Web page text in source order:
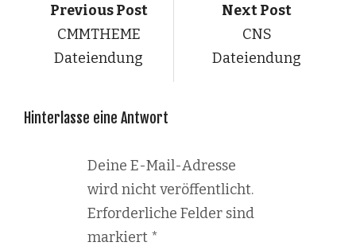
Previous Post
CMMTHEME
Dateiendung
Next Post
CNS
Dateiendung
Hinterlasse eine Antwort
Deine E-Mail-Adresse
wird nicht veröffentlicht.
Erforderliche Felder sind
markiert *